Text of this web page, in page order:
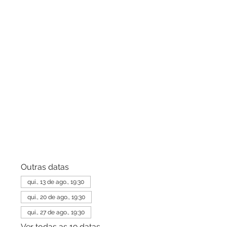
Outras datas
qui., 13 de ago., 19:30
qui., 20 de ago., 19:30
qui., 27 de ago., 19:30